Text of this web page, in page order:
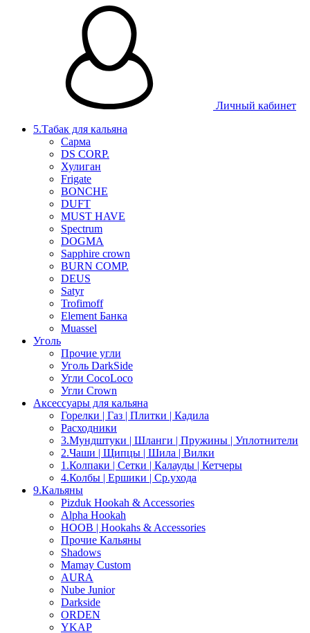
Личный кабинет
5.Табак для кальяна
Сарма
DS CORP.
Хулиган
Frigate
BONCHE
DUFT
MUST HAVE
Spectrum
DOGMA
Sapphire crown
BURN COMP.
DEUS
Satyr
Trofimoff
Element Банка
Muassel
Уголь
Прочие угли
Уголь DarkSide
Угли CocoLoco
Угли Crown
Аксессуары для кальяна
Горелки | Газ | Плитки | Кадила
Расходники
3.Мундштуки | Шланги | Пружины | Уплотнители
2.Чаши | Щипцы | Шила | Вилки
1.Колпаки | Сетки | Калауды | Кетчеры
4.Колбы | Ершики | Cр.ухода
9.Кальяны
Pizduk Hookah & Accessories
Alpha Hookah
HOOB | Hookahs & Accessories
Прочие Кальяны
Shadows
Mamay Custom
AURA
Nube Junior
Darkside
ORDEN
YKAP